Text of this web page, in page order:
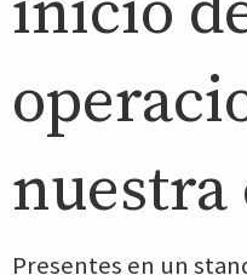
Presentes en un